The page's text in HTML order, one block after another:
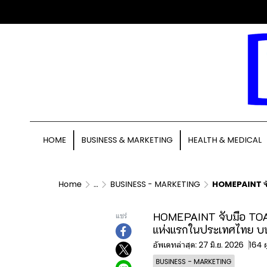
HOME BUSINESS & MARKETING HEALTH & MEDICAL
Home ... BUSINESS - MARKETING HOMEPAINT
แชร์
HOMEPAINT จับมือ
แห่งแรกในประเทศไทย
อัพเดทล่าสุด: 27 มิ.ย. 2026 164
BUSINESS - MARKETING